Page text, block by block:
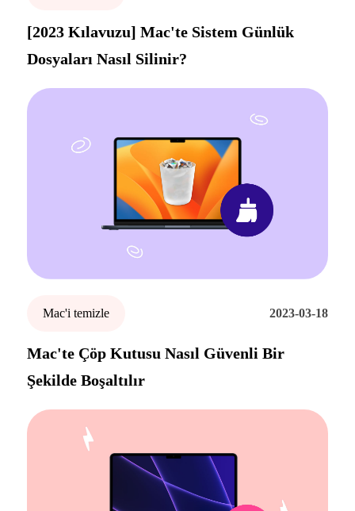
[2023 Kılavuzu] Mac'te Sistem Günlük
Dosyaları Nasıl Silinir?
Mac'i temizle 2023-03-18
Mac'te Çöp Kutusu Nasıl Güvenli Bir
Şekilde Boşaltılır